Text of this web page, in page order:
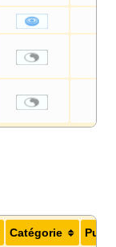
Catégorie